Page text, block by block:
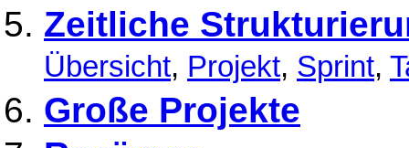
Zeitliche
Übersicht, Projekt, Sprint,
Große Projekte